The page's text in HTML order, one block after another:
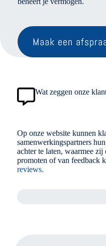
Maak een
Wat zeggen onze
Op onze website kunnen
samenwerkingspartners
achter te laten, waarmee
promoten of van feedback
reviews.